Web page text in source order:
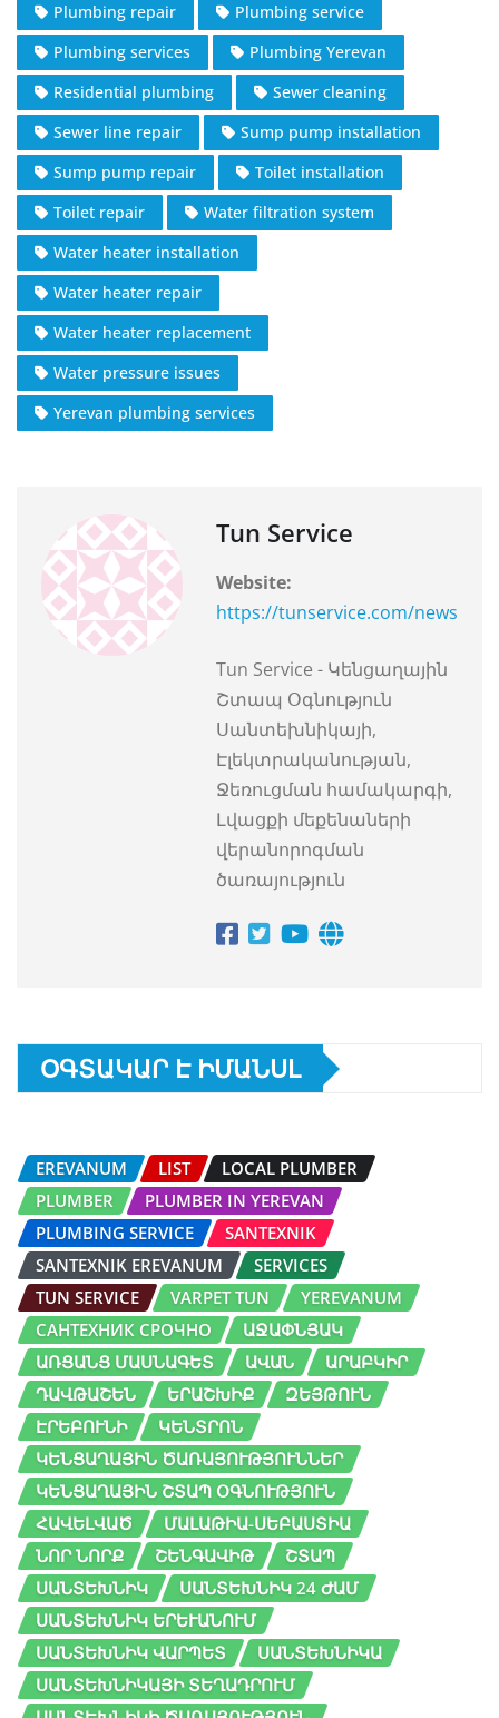
Plumbing repair
Plumbing service
Plumbing services
Plumbing Yerevan
Residential plumbing
Sewer cleaning
Sewer line repair
Sump pump installation
Sump pump repair
Toilet installation
Toilet repair
Water filtration system
Water heater installation
Water heater repair
Water heater replacement
Water pressure issues
Yerevan plumbing services
Tun Service
Website:
https://tunservice.com/news
Tun Service - Կենցաղային
Շտապ Օգնություն
Սանտեխնիկայի,
Էլեկտրականության,
Ջեռուցման համակարգի,
Լվացքի մեքենաների
վերանորոգման
ծառայություն
ՕԳՏԱԿԱՐ Է ԻՄԱՆՍԼ
EREVANUM LIST
LOCAL PLUMBER
PLUMBER
PLUMBER IN YEREVAN
PLUMBING SERVICE
SANTEXNIK
SANTEXNIK EREVANUM
SERVICES
TUN SERVICE
VARPET TUN
YEREVANUM
САНТЕХНИК СРОЧНО
ԱՋԱՓՆՅԱԿ
ԱՌՑԱՆՑ ՄԱՍՆԱԳԵՏ
ԱՎԱՆ
ԱՐԱԲԿԻՐ
ԴԱՎԹԱՇԵՆ
ԵՐԱՇԽԻՔ
ԶԵՅԹՈՒՆ
ԷՐԵԲՈՒՆԻ
ԿԵՆՏՐՈՆ
ԿԵՆՑԱՂԱՅԻՆ ԾԱՌԱՅՈՒԹՅՈՒՆՆԵՐ
ԿԵՆՑԱՂԱՅԻՆ ՇՏԱՊ ՕԳՆՈՒԹՅՈՒՆ
ՀԱՎԵԼՎԱԾ
ՄԱԼԱԹԻԱ-ՍԵԲԱՍՏԻԱ
ՆՈՐ ՆՈՐՔ
ՇԵՆԳԱՎԻԹ
ՇՏԱՊ
ՍԱՆՏԵԽՆԻԿ
ՍԱՆՏԵԽՆԻԿ 24 ԺԱՄ
ՍԱՆՏԵԽՆԻԿ ԵՐԵՒԱՆՈՒՄ
ՍԱՆՏԵԽՆԻԿ ՎԱՐՊԵՏ
ՍԱՆՏԵԽՆԻԿԱ
ՍԱՆՏԵԽՆԻԿԱՅԻ ՏԵՂԱԴՐՈՒՄ